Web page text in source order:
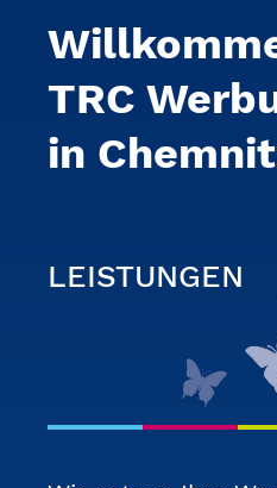
TRC
in
LEISTUNGEN